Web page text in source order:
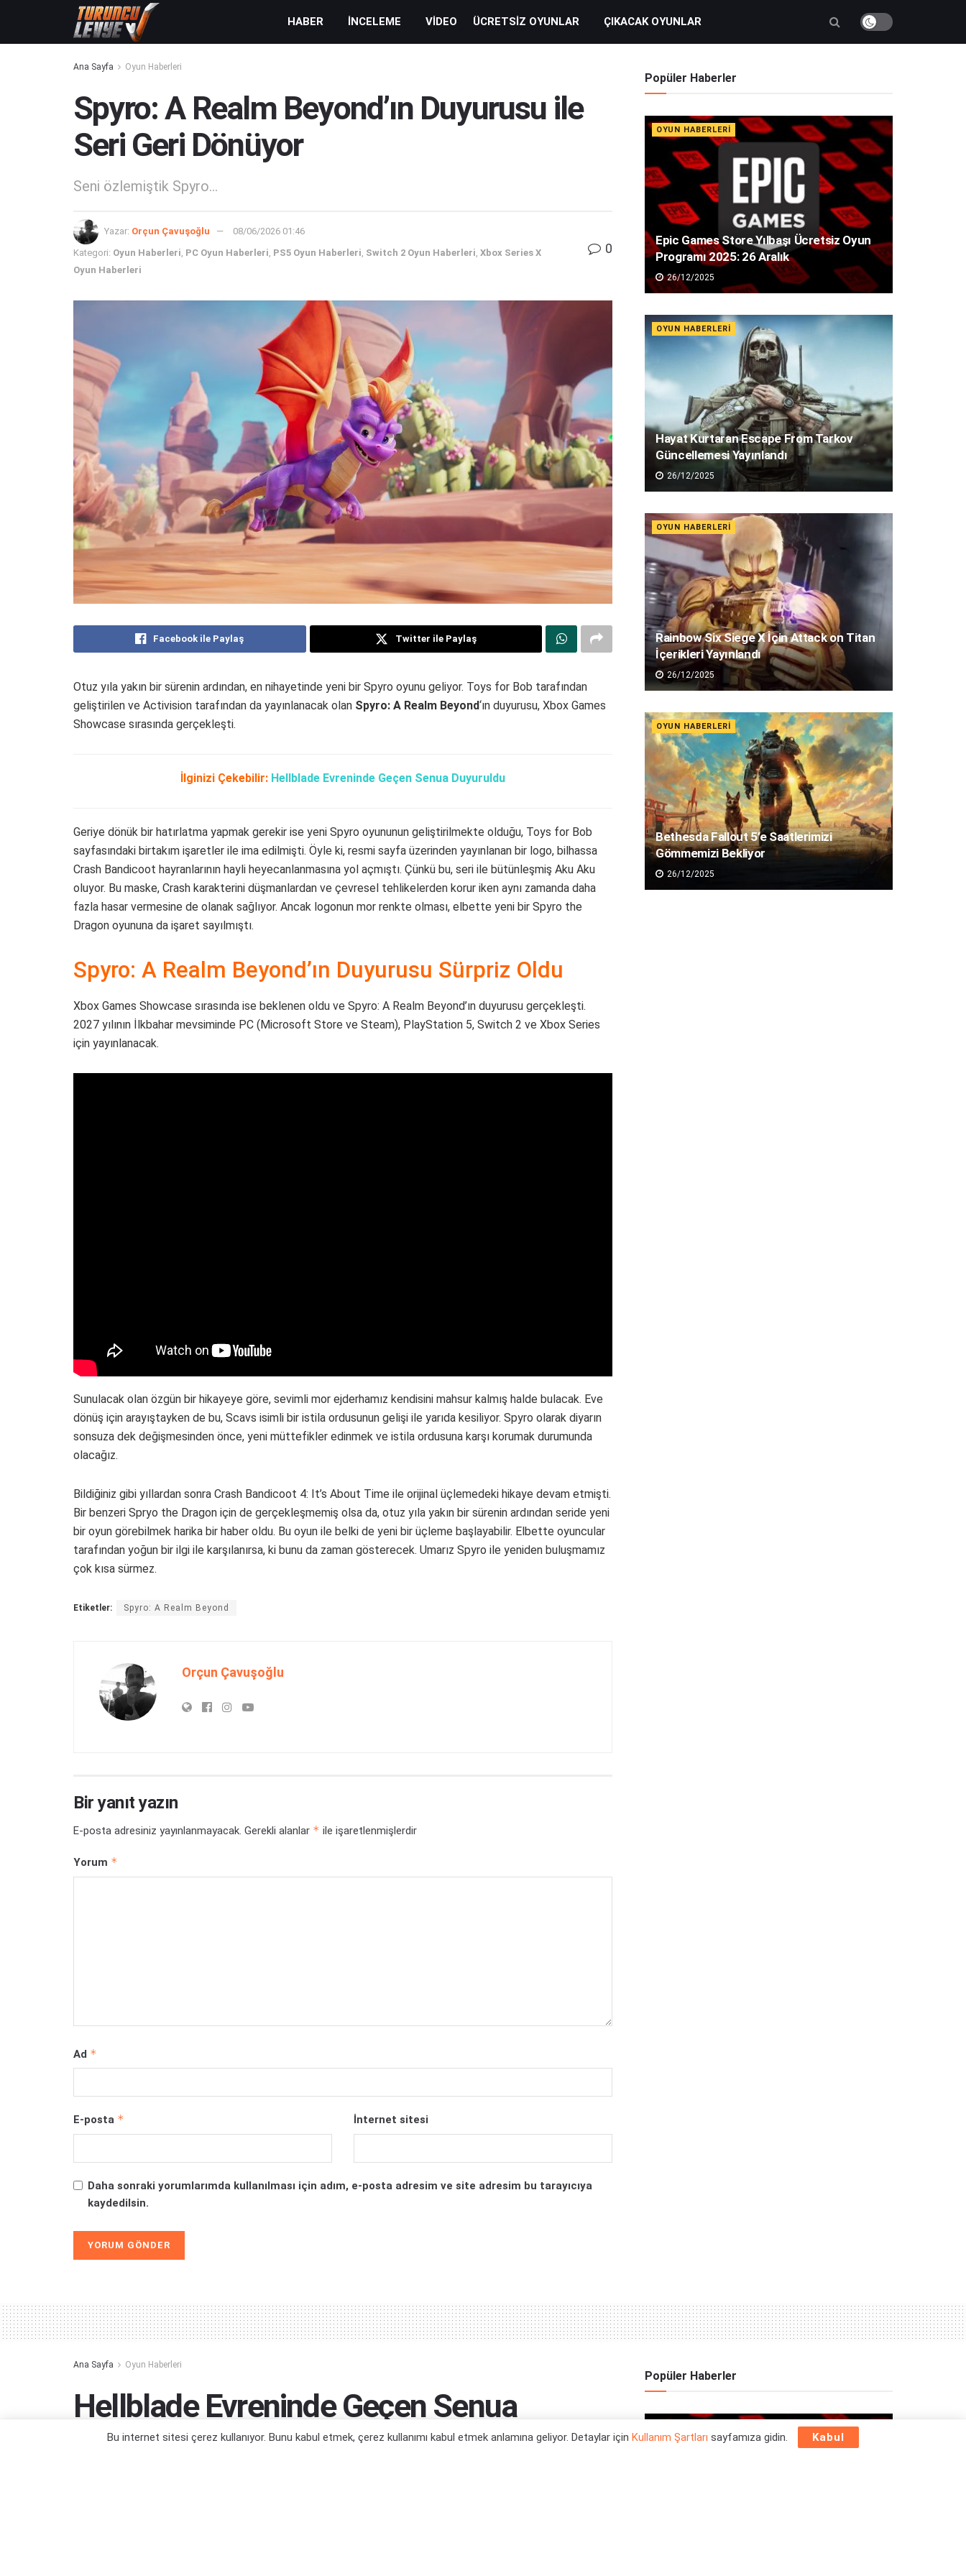
HABER İNCELEME VIDEO ÜCRETSIZ OYUNLAR ÇIKACAK OYUNLAR
Ana Sayfa Oyun Haberleri
Spyro: A Realm Beyond’ın Duyurusu ile
Seri Geri Dönüyor
Seni özlemiştik Spyro...
Yazar: Orçun Çavuşoğlu 08/06/2026 01:46
Kategori: Oyun Haberleri, PC Oyun Haberleri, PS5 Oyun Haberleri, Switch 2 Oyun Haberleri, Xbox Series X
Oyun Haberleri
0
Facebook ile Paylaş Twitter ile Paylaş
Otuz yıla yakın bir sürenin ardından, en nihayetinde yeni bir Spyro oyunu geliyor. Toys for Bob tarafından
geliştirilen ve Activision tarafından da yayınlanacak olan Spyro: A Realm Beyond‘ın duyurusu, Xbox Games
Showcase sırasında gerçekleşti.
İlginizi Çekebilir: Hellblade Evreninde Geçen Senua Duyuruldu
Geriye dönük bir hatırlatma yapmak gerekir ise yeni Spyro oyununun geliştirilmekte olduğu, Toys for Bob
sayfasındaki birtakım işaretler ile ima edilmişti. Öyle ki, resmi sayfa üzerinden yayınlanan bir logo, bilhassa
Crash Bandicoot hayranlarının hayli heyecanlanmasına yol açmıştı. Çünkü bu, seri ile bütünleşmiş Aku Aku
oluyor. Bu maske, Crash karakterini düşmanlardan ve çevresel tehlikelerden korur iken aynı zamanda daha
fazla hasar vermesine de olanak sağlıyor. Ancak logonun mor renkte olması, elbette yeni bir Spyro the
Dragon oyununa da işaret sayılmıştı.
Spyro: A Realm Beyond’ın Duyurusu Sürpriz Oldu
Xbox Games Showcase sırasında ise beklenen oldu ve Spyro: A Realm Beyond’ın duyurusu gerçekleşti.
2027 yılının İlkbahar mevsiminde PC (Microsoft Store ve Steam), PlayStation 5, Switch 2 ve Xbox Series
için yayınlanacak.
Sunulacak olan özgün bir hikayeye göre, sevimli mor ejderhamız kendisini mahsur kalmış halde bulacak. Eve
dönüş için arayıştayken de bu, Scavs isimli bir istila ordusunun gelişi ile yarıda kesiliyor. Spyro olarak diyarın
sonsuza dek değişmesinden önce, yeni müttefikler edinmek ve istila ordusuna karşı korumak durumunda
olacağız.
Bildiğiniz gibi yıllardan sonra Crash Bandicoot 4: It’s About Time ile orijinal üçlemedeki hikaye devam etmişti.
Bir benzeri Spryo the Dragon için de gerçekleşmemiş olsa da, otuz yıla yakın bir sürenin ardından seride yeni
bir oyun görebilmek harika bir haber oldu. Bu oyun ile belki de yeni bir üçleme başlayabilir. Elbette oyuncular
tarafından yoğun bir ilgi ile karşılanırsa, ki bunu da zaman gösterecek. Umarız Spyro ile yeniden buluşmamız
çok kısa sürmez.
Etiketler: Spyro: A Realm Beyond
Orçun Çavuşoğlu
Bir yanıt yazın
E-posta adresiniz yayınlanmayacak. Gerekli alanlar * ile işaretlenmişlerdir
Yorum *
Ad *
E-posta * İnternet sitesi
Daha sonraki yorumlarımda kullanılması için adım, e-posta adresim ve site adresim bu tarayıcıya
kaydedilsin.
Popüler Haberler
OYUN HABERLERI
Epic Games Store Yılbaşı Ücretsiz Oyun
Programı 2025: 26 Aralık
26/12/2025
OYUN HABERLERI
Hayat Kurtaran Escape From Tarkov
Güncellemesi Yayınlandı
26/12/2025
OYUN HABERLERI
Rainbow Six Siege X İçin Attack on Titan
İçerikleri Yayınlandı
26/12/2025
OYUN HABERLERI
Bethesda Fallout 5’e Saatlerimizi
Gömmemizi Bekliyor
26/12/2025
Ana Sayfa Oyun Haberleri
Hellblade Evreninde Geçen Senua
Duyuruldu
Popüler Haberler
Bu internet sitesi çerez kullanıyor. Bunu kabul etmek, çerez kullanımı kabul etmek anlamına geliyor. Detaylar için Kullanım Şartları sayfamıza gidin. Kabul